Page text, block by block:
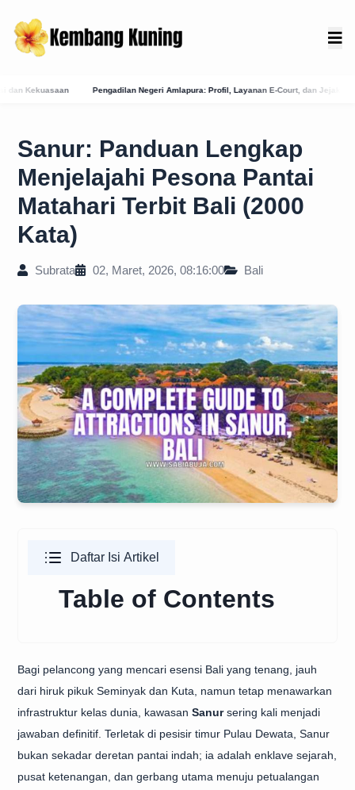
Amlapura: Profil, Layanan E-Court, dan Jejak Sejarah Peradilan di Karangasem
Sanur: Panduan Lengkap
Menjelajahi Pesona Pantai
Matahari Terbit Bali (2000
Kata)
Subrata 02, Maret, 2026, 08:16:00 Bali
Daftar Isi Artikel
Table of Contents
Bagi pelancong yang mencari esensi Bali yang tenang, jauh
dari hiruk pikuk Seminyak dan Kuta, namun tetap menawarkan
infrastruktur kelas dunia, kawasan Sanursering kali menjadi
jawaban definitif. Terletak di pesisir timur Pulau Dewata, Sanur
bukan sekadar deretan pantai indah; ia adalah enklave sejarah,
pusat ketenangan, dan gerbang utama menuju petualangan